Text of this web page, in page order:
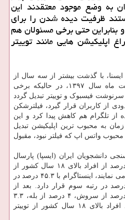
به وضع موجود معتقدند این
ظرفیت دیده شدن را برای
و بنابراین حتی برخی مسئولان هم
اپلیکیشن هایی مانند توییتر
با گذشت بیشتر از سه سال از
فیلترینگ تلگرام، در اردیبهشت ماه سال ۱۳۹۷، در حالیکه برخی
فیسبوک و توییتر تبدیل گردد
از کاربران قرار گیرد، فیلترشکن
از تلگرام هم کاهش پیدا کرد و این
به محبوب ترین اپلیکیشن تبدیل
محبوب واتس اپ که فیلتر نبود، مقبول
دانشجویان ایران (ایسپا) پارسال
که ۶۴.۱ درصد از افراد بالای ۱۸ سال کشور از
پیام رسان واتس اپ استفاده می نمایند، اینستاگرام با ۴۵.۳ درصد در
دوم و تلگرام با ۳۶.۳ درصد در رتبه سوم قرار دارد. بعد از
تلگرام، ۴.۸ درصد از ایتا، ۴ درصد از سروش، ۴ درصد از بله، ۳.۳
درصد از فیسبوک و ۲ درصد افراد بالای ۱۸ سال کشور از توییتر